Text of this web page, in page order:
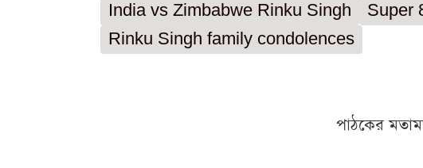
India vs Zimbabwe Rinku Singh
Super
Rinku Singh family condolences
পাঠকের